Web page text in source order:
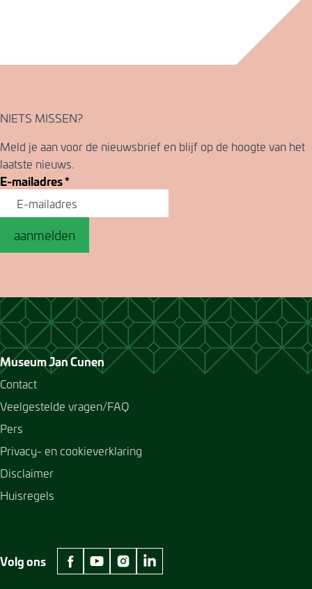
NIETS MISSEN?
Meld je aan voor de nieuwsbrief en blijf op de hoogte van het
laatste nieuws.
E-mailadres*
aanmelden
Museum Jan Cunen
Contact
Veelgestelde vragen/FAQ
Pers
Privacy- en cookieverklaring
Disclaimer
Huisregels
Volg ons
facebook Museum Jan Cunen
youtube Museum Jan Cunen
instagram Museum Jan Cunen
linkedin Museum Jan Cunen